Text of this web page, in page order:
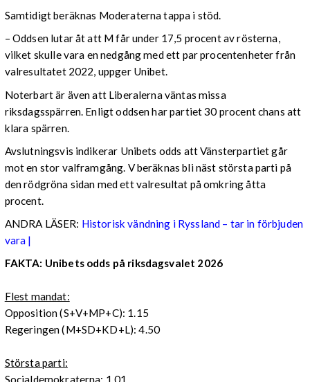
Samtidigt beräknas Moderaterna tappa i stöd.
– Oddsen lutar åt att M får under 17,5 procent av rösterna,
vilket skulle vara en nedgång med ett par procentenheter från
valresultatet 2022, uppger Unibet.
Noterbart är även att Liberalerna väntas missa
riksdagsspärren. Enligt oddsen har partiet 30 procent chans att
klara spärren.
Avslutningsvis indikerar Unibets odds att Vänsterpartiet går
mot en stor valframgång. V beräknas bli näst största parti på
den rödgröna sidan med ett valresultat på omkring åtta
procent.
ANDRA LÄSER: Historisk vändning i Ryssland – tar in förbjuden
vara |
FAKTA: Unibets odds på riksdagsvalet 2026
Flest mandat:
Opposition (S+V+MP+C): 1.15
Regeringen (M+SD+KD+L): 4.50
Största parti:
Socialdemokraterna: 1.01